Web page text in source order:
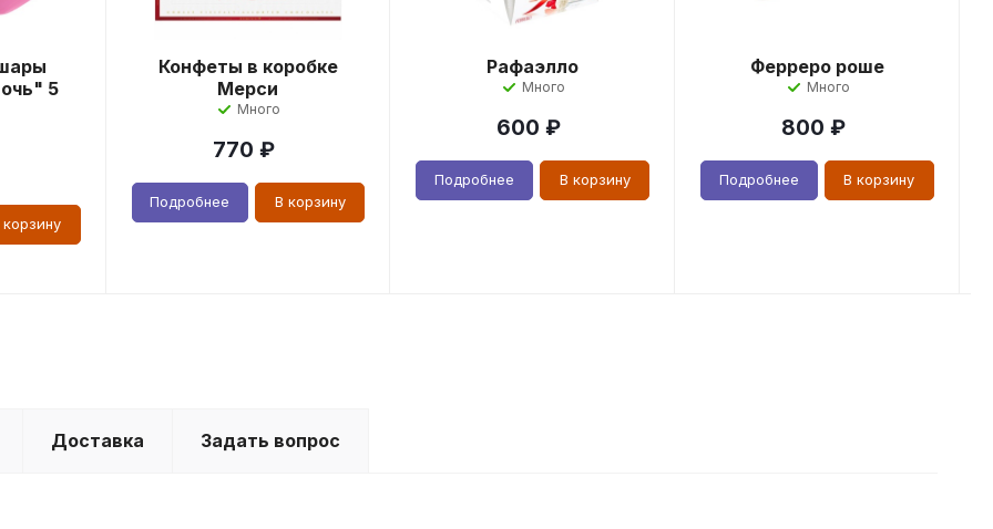
5
Конфеты в коробке
Мерси
Много
770 ₽
Подробнее В корзину
Рафаэлло
Много
600 ₽
Подробнее В корзину
Ферреро роше
Много
800 ₽
Подробнее В корзину
Доставка Задать вопрос